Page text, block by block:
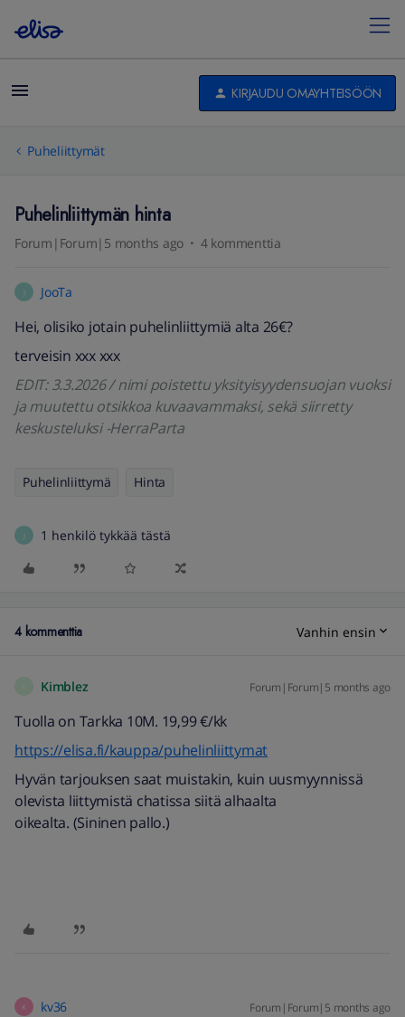
KIRJAUDU OMAYHTEISÖÖN
Puheliittymät
Puhelinliittymän hinta
Forum|Forum|5 months ago 4 kommenttia
JooTa
Hei, olisiko jotain puhelinliittymiä alta 26€?
terveisin xxx xxx
EDIT: 3.3.2026 / nimi poistettu yksityisyydensuojan vuoksi
ja muutettu otsikkoa kuvaavammaksi, sekä siirretty
keskusteluksi -HerraParta
Puhelinliittymä Hinta
1 henkilö tykkää tästä
4 kommenttia Vanhin ensin
Kimblez Forum|Forum|5 months ago
Tuolla on Tarkka 10M. 19,99 €/kk
https://elisa.fi/kauppa/puhelinliittymat
Hyvän tarjouksen saat muistakin, kuin uusmyynnissä
olevista liittymistä chatissa siitä alhaalta
oikealta. (Sininen pallo.)
K kv36 Forum|Forum|5 months ago